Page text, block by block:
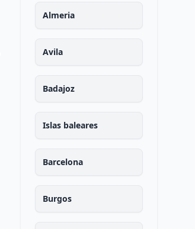
Almeria
Avila
Badajoz
Islas baleares
Barcelona
Burgos